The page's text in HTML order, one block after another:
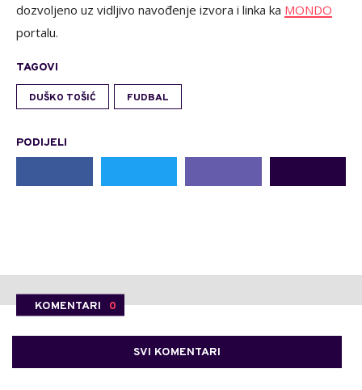
dozvoljeno uz vidljivo navođenje izvora i linka ka MONDO
portalu.
TAGOVI
DUŠKO TOŠIĆ FUDBAL
PODIJELI
KOMENTARI 0
SVI KOMENTARI